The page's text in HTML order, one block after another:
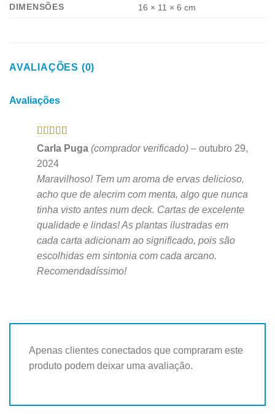
DIMENSÕES 16 × 11 × 6 cm
AVALIAÇÕES (0)
Avaliações
Avaliação5
de 5
Carla Puga (comprador verificado) – outubro 29,
2024
Maravilhoso! Tem um aroma de ervas delicioso,
acho que de alecrim com menta, algo que nunca
tinha visto antes num deck. Cartas de excelente
qualidade e lindas! As plantas ilustradas em
cada carta adicionam ao significado, pois são
escolhidas em sintonia com cada arcano.
Recomendadíssimo!
Apenas clientes conectados que compraram este
produto podem deixar uma avaliação.